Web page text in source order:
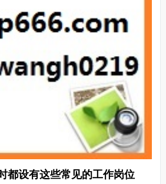
都设有这些常见的工作岗位